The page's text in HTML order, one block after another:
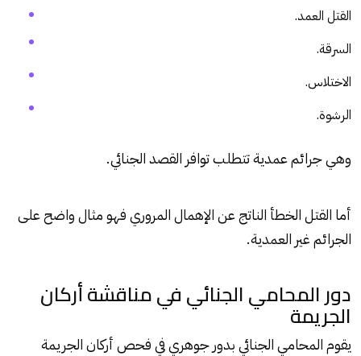
القتل العمد.
السرقة.
الاختلاس.
الرشوة.
وهي جرائم عمدية تتطلب توافر القصد الجنائي.
أما القتل الخطأ الناتج عن الإهمال المروري فهو مثال واضح على
الجرائم غير العمدية.
دور المحامي الجنائي في مناقشة أركان
الجريمة
يقوم المحامي الجنائي بدور جوهري في فحص أركان الجريمة